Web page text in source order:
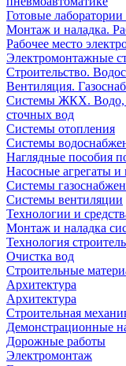
Готовые
Монтаж и наладка.
Рабочее место
Электромонтажные
Строительство.
Вентиляция.
Системы ЖКХ. Водо,
сточных вод
Системы отопления
Системы
Наглядные пособия
Насосные агрегаты и
Системы
Системы вентиляции
Технологии и
Монтаж и наладка
Технология
Очистка вод
Строительные
Архитектура
Архитектура
Cтроительная
Демонстрационные
Дорожные работы
Электромонтаж